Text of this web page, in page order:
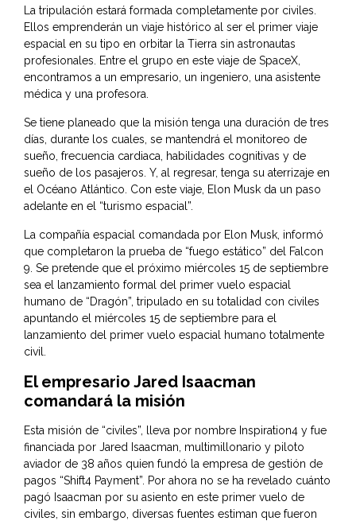
La tripulación estará formada completamente por civiles.
Ellos emprenderán un viaje histórico al ser el primer viaje
espacial en su tipo en orbitar la Tierra sin astronautas
profesionales. Entre el grupo en este viaje de SpaceX,
encontramos a un empresario, un ingeniero, una asistente
médica y una profesora.
Se tiene planeado que la misión tenga una duración de tres
días, durante los cuales, se mantendrá el monitoreo de
sueño, frecuencia cardiaca, habilidades cognitivas y de
sueño de los pasajeros. Y, al regresar, tenga su aterrizaje en
el Océano Atlántico. Con este viaje, Elon Musk da un paso
adelante en el “turismo espacial”.
La compañía espacial comandada por Elon Musk , informó
que completaron la prueba de “fuego estático” del Falcon
9. Se pretende que el próximo miércoles 15 de septiembre
sea el lanzamiento formal del primer vuelo espacial
humano de “Dragón”, tripulado en su totalidad con civiles
apuntando el miércoles 15 de septiembre para el
lanzamiento del primer vuelo espacial humano totalmente
civil.
El empresario Jared Isaacman
comandará la misión
Esta misión de “civiles”, lleva por nombre Inspiration4 y fue
financiada por Jared Isaacman, multimillonario y piloto
aviador de 38 años quien fundó la empresa de gestión de
pagos “Shift4 Payment”. Por ahora no se ha revelado cuánto
pagó Isaacman por su asiento en este primer vuelo de
civiles, sin embargo, diversas fuentes estiman que fueron